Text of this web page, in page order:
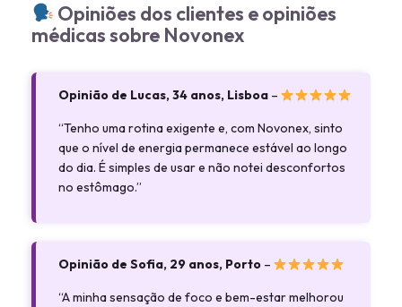
Opiniões dos clientes e opiniões
médicas sobre Novonex
Opinião de Lucas, 34 anos, Lisboa–
“Tenho uma rotina exigente e, com Novonex, sinto
que o nível de energia permanece estável ao longo
do dia. É simples de usar e não notei desconfortos
no estômago.”
Opinião de Sofia, 29 anos, Porto–
“A minha sensação de foco e bem-estar melhorou